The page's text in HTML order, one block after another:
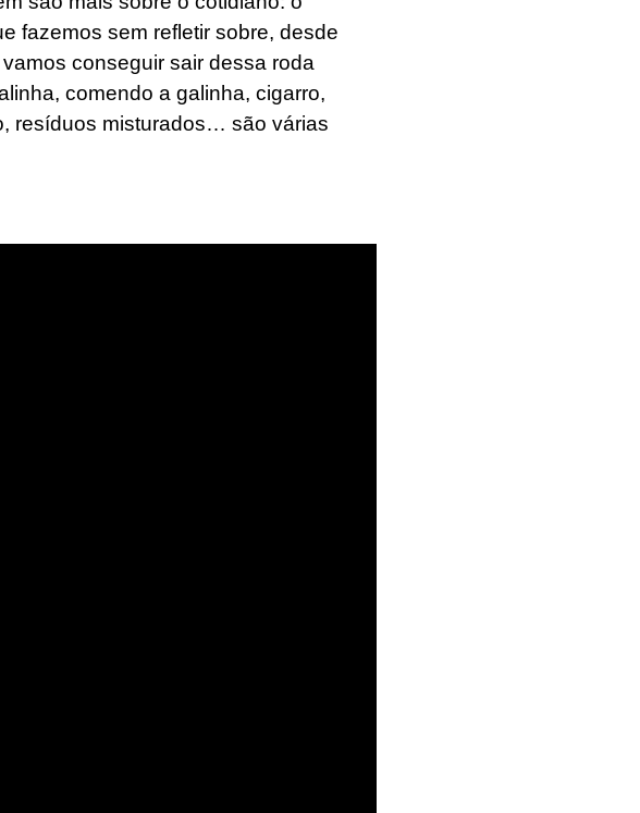
fazemos sem refletir sobre, desde
conseguir sair dessa roda
comendo a galinha, cigarro,
resíduos misturados… são várias